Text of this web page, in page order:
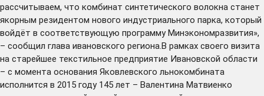
рассчитываем, что комбинат синтетического волокна станет
якорным резидентом нового индустриального парка, который
войдёт в соответствующую программу Минэкономразвития»,
– сообщил глава ивановского региона.В рамках своего визита
на старейшее текстильное предприятие Ивановской области
– с момента основания Яковлевского льнокомбината
исполнится в 2015 году 145 лет – Валентина Матвиенко